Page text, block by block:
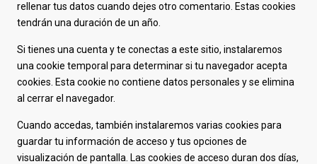
rellenar tus datos cuando dejes otro comentario. Estas cookies
tendrán una duración de un año.
Si tienes una cuenta y te conectas a este sitio, instalaremos
una cookie temporal para determinar si tu navegador acepta
cookies. Esta cookie no contiene datos personales y se elimina
al cerrar el navegador.
Cuando accedas, también instalaremos varias cookies para
guardar tu información de acceso y tus opciones de
visualización de pantalla. Las cookies de acceso duran dos días,